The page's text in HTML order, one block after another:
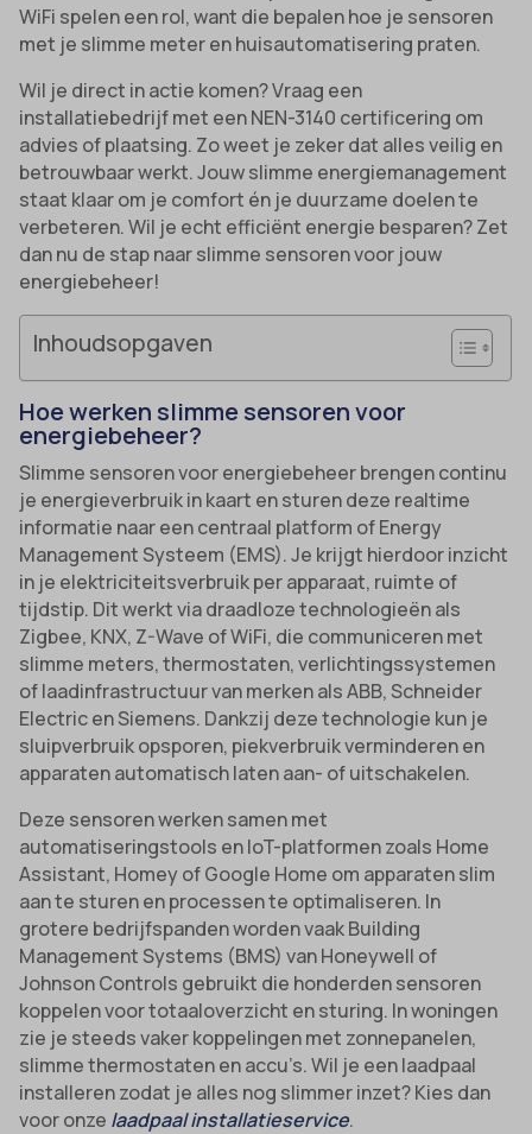
WiFi spelen een rol, want die bepalen hoe je sensoren
met je slimme meter en huisautomatisering praten.
Wil je direct in actie komen? Vraag een
installatiebedrijf met een NEN-3140 certificering om
advies of plaatsing. Zo weet je zeker dat alles veilig en
betrouwbaar werkt. Jouw slimme energiemanagement
staat klaar om je comfort én je duurzame doelen te
verbeteren. Wil je echt efficiënt energie besparen? Zet
dan nu de stap naar slimme sensoren voor jouw
energiebeheer!
Inhoudsopgaven
Hoe werken slimme sensoren voor
energiebeheer?
Slimme sensoren voor energiebeheer brengen continu
je energieverbruik in kaart en sturen deze realtime
informatie naar een centraal platform of Energy
Management Systeem (EMS). Je krijgt hierdoor inzicht
in je elektriciteitsverbruik per apparaat, ruimte of
tijdstip. Dit werkt via draadloze technologieën als
Zigbee, KNX, Z-Wave of WiFi, die communiceren met
slimme meters, thermostaten, verlichtingssystemen
of laadinfrastructuur van merken als ABB, Schneider
Electric en Siemens. Dankzij deze technologie kun je
sluipverbruik opsporen, piekverbruik verminderen en
apparaten automatisch laten aan- of uitschakelen.
Deze sensoren werken samen met
automatiseringstools en IoT-platformen zoals Home
Assistant, Homey of Google Home om apparaten slim
aan te sturen en processen te optimaliseren. In
grotere bedrijfspanden worden vaak Building
Management Systems (BMS) van Honeywell of
Johnson Controls gebruikt die honderden sensoren
koppelen voor totaaloverzicht en sturing. In woningen
zie je steeds vaker koppelingen met zonnepanelen,
slimme thermostaten en accu’s. Wil je een laadpaal
installeren zodat je alles nog slimmer inzet? Kies dan
voor onze laadpaal installatieservice.